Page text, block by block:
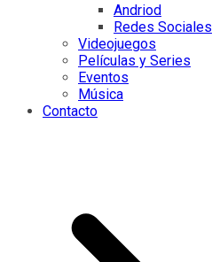
Andriod
Redes Sociales
Videojuegos
Películas y Series
Eventos
Música
Contacto